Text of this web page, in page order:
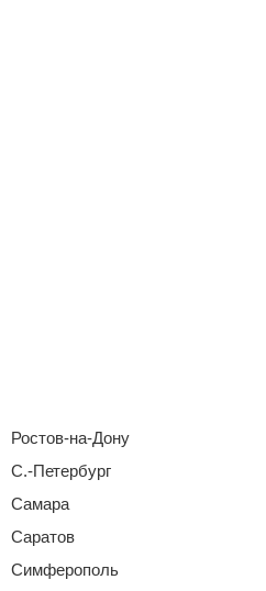
Ростов-на-Дону
С.-Петербург
Самара
Саратов
Симферополь